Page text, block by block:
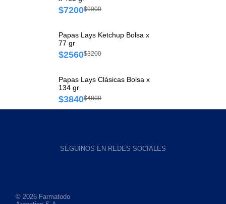
$7200$9000
Papas Lays Ketchup Bolsa x
77 gr
$2560$3200
Papas Lays Clásicas Bolsa x
134 gr
$3840$4800
SEGUINOS EN REDES SOCIALES
© 2026 Farmatodo